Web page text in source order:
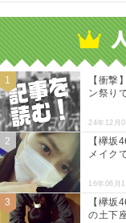
【衝撃
ン祭り
24年12月
【欅坂
メイク
16年06月
【欅坂
の土下